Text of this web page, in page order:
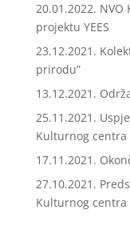
20.01.2022.
projektu YEES
23.12.2021.
prirodu”
13.12.2021.
25.11.2021.
Kulturnog centra
17.11.2021.
27.10.2021.
Kulturnog centra